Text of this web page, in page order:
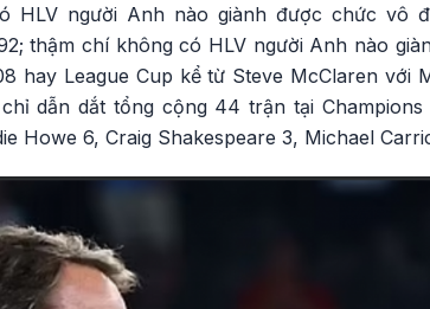
HLV người Anh nào giành được chức vô
thậm chí không có HLV người Anh nào
hay League Cup kể từ Steve McClaren với
dẫn dắt tổng cộng 44 trận tại Champions
Howe 6, Craig Shakespeare 3, Michael